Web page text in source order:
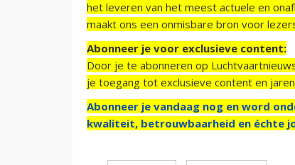
het leveren van het meest actuele en
maakt ons een onmisbare bron voor
Abonneer je voor exclusieve content:
Door je te abonneren op
je toegang tot exclusieve content en
Abonneer je vandaag nog en word
kwaliteit, betrouwbaarheid en échte